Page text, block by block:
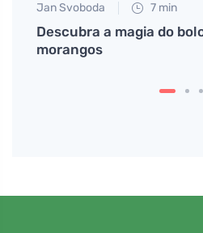
Jan Svoboda 7 min
Descubra a magia do
morangos